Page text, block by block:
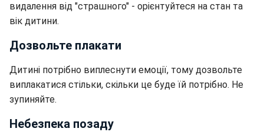
видалення від "страшного" - орієнтуйтеся на стан та
вік дитини.
Дозвольте плакати
Дитині потрібно виплеснути емоції, тому дозвольте
виплакатися стільки, скільки це буде їй потрібно. Не
зупиняйте.
Небезпека позаду